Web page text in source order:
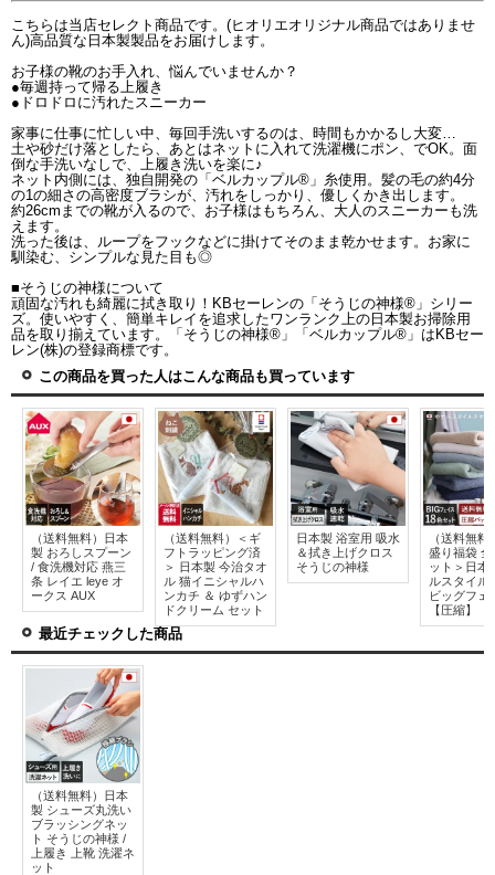
こちらは当店セレクト商品です。(ヒオリエオリジナル商品ではありませ
ん)高品質な日本製製品をお届けします。
お子様の靴のお手入れ、悩んでいませんか？
●毎週持って帰る上履き
●ドロドロに汚れたスニーカー
家事に仕事に忙しい中、毎回手洗いするのは、時間もかかるし大変…
土や砂だけ落としたら、あとはネットに入れて洗濯機にポン、でOK。面
倒な手洗いなしで、上履き洗いを楽に♪
ネット内側には、独自開発の「ベルカップル®」糸使用。髪の毛の約4分
の1の細さの高密度ブラシが、汚れをしっかり、優しくかき出します。
約26cmまでの靴が入るので、お子様はもちろん、大人のスニーカーも洗
えます。
洗った後は、ループをフックなどに掛けてそのまま乾かせます。お家に
馴染む、シンプルな見た目も◎
■そうじの神様について
頑固な汚れも綺麗に拭き取り！KBセーレンの「そうじの神様®」シリー
ズ。使いやすく、簡単キレイを追求したワンランク上の日本製お掃除用
品を取り揃えています。「そうじの神様®」「ベルカップル®」はKBセー
レン(株)の登録商標です。
この商品を買った人はこんな商品も買っています
（送料無料）日本
製 おろしスプーン
/ 食洗機対応 燕三
条 レイエ leye オ
ークス AUX
（送料無料）＜ギ
フトラッピング済
＞ 日本製 今治タオ
ル 猫イニシャルハ
ンカチ ＆ ゆずハン
ドクリーム セット
日本製 浴室用 吸水
＆拭き上げクロス
そうじの神様
（送料無料
盛り福袋
ット＞日本
ルスタイル
ビッグフェ
【圧縮】
最近チェックした商品
（送料無料）日本
製 シューズ丸洗い
ブラッシングネッ
ト そうじの神様 /
上履き 上靴 洗濯ネ
ット